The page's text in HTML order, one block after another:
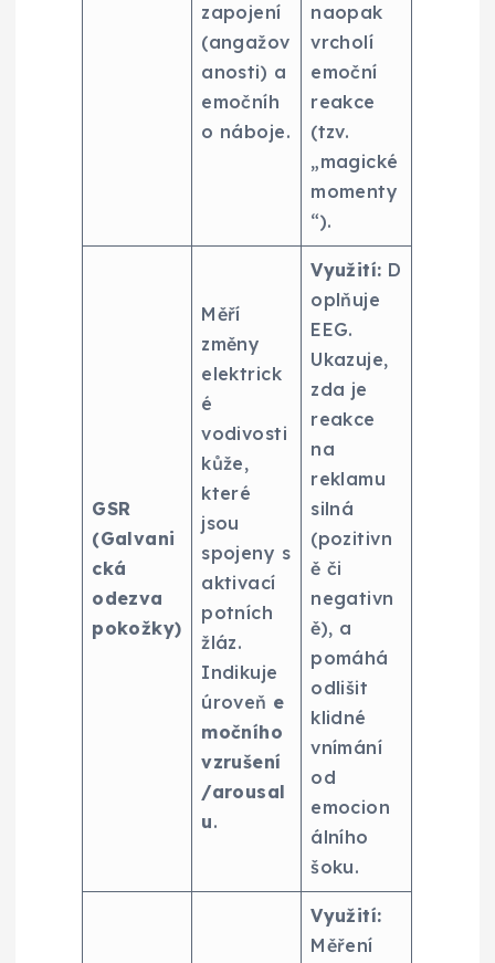
zapojení
(angažov
anosti) a
emočníh
o náboje.
naopak
vrcholí
emoční
reakce
(tzv.
„magické
momenty
“).
GSR
(Galvani
cká
odezva
pokožky)
Měří
změny
elektrick
é
vodivosti
kůže,
které
jsou
spojeny s
aktivací
potních
žláz.
Indikuje
úroveň e
močního
vzrušení
/arousal
u.
Využití: D
oplňuje
EEG.
Ukazuje,
zda je
reakce
na
reklamu
silná
(pozitivn
ě či
negativn
ě), a
pomáhá
odlišit
klidné
vnímání
od
emocion
álního
šoku.
Využití:
Měření